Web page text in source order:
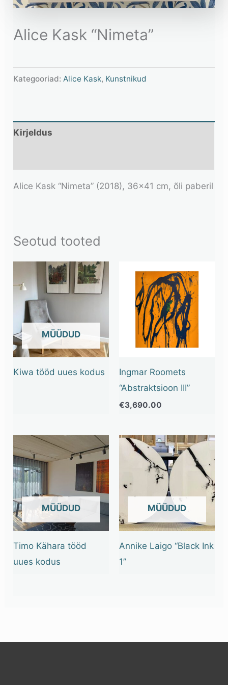
Alice Kask “Nimeta”
Kategooriad: Alice Kask, Kunstnikud
Kirjeldus
Alice Kask “Nimeta” (2018), 36×41 cm, õli paberil
Seotud tooted
OUT OF STOCK
Kiwa tööd uues kodus
Ingmar Roomets
“Abstraktsioon III”
€3,690.00
OUT OF STOCK
Timo Kähara tööd
uues kodus
OUT OF STOCK
Annike Laigo “Black Ink
1”